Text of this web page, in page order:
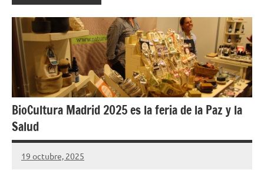
BioCultura Madrid 2025 es la feria de la Paz y la
Salud
19 octubre, 2025
Cuidasdeti
13